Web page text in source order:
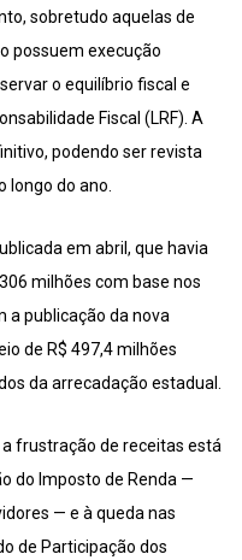
sobretudo aquelas de
possuem execução
o equilíbrio fiscal e
Fiscal (LRF). A
podendo ser revista
longo do ano.
em abril, que havia
milhões com base nos
a publicação da nova
de R$ 497,4 milhões
da arrecadação estadual.
frustração de receitas está
do Imposto de Renda —
— e à queda nas
de Participação dos